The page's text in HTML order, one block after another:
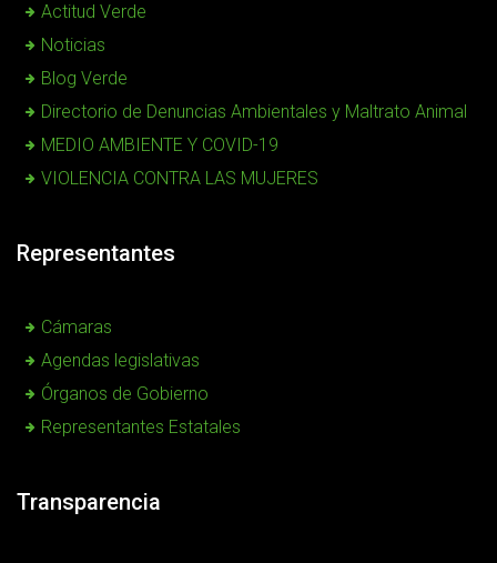
Actitud Verde
Noticias
Blog Verde
Directorio de Denuncias Ambientales y Maltrato Animal
MEDIO AMBIENTE Y COVID-19
VIOLENCIA CONTRA LAS MUJERES
Representantes
Cámaras
Agendas legislativas
Órganos de Gobierno
Representantes Estatales
Transparencia